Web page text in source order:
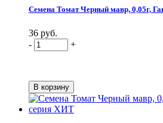
Семена Томат Черный мавр, 0,05г,
36 руб.
-
+